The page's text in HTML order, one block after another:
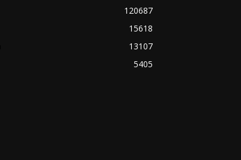
120687
15618
13107
5405